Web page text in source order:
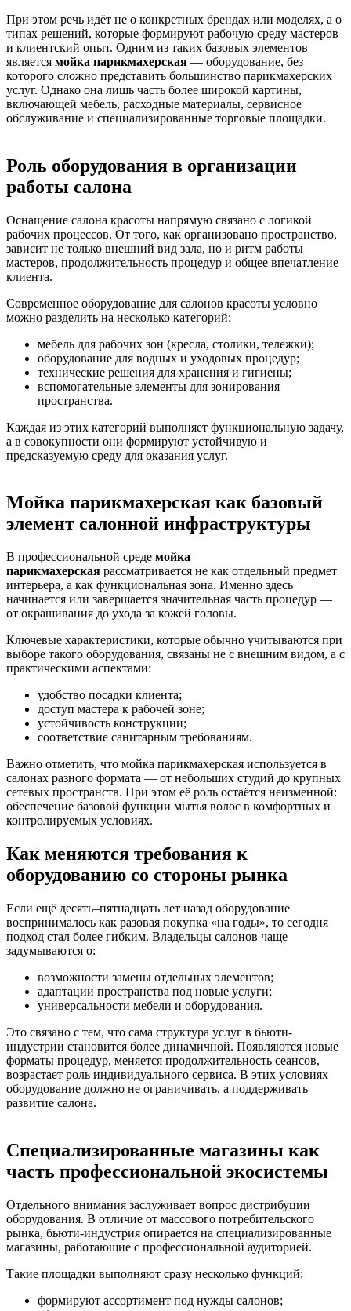
При этом речь идёт не о конкретных брендах или моделях, а о
типах решений, которые формируют рабочую среду мастеров
и клиентский опыт. Одним из таких базовых элементов
является мойка парикмахерская — оборудование, без
которого сложно представить большинство парикмахерских
услуг. Однако она лишь часть более широкой картины,
включающей мебель, расходные материалы, сервисное
обслуживание и специализированные торговые площадки.
Роль оборудования в организации
работы салона
Оснащение салона красоты напрямую связано с логикой
рабочих процессов. От того, как организовано пространство,
зависит не только внешний вид зала, но и ритм работы
мастеров, продолжительность процедур и общее впечатление
клиента.
Современное оборудование для салонов красоты условно
можно разделить на несколько категорий:
мебель для рабочих зон (кресла, столики, тележки);
оборудование для водных и уходовых процедур;
технические решения для хранения и гигиены;
вспомогательные элементы для зонирования
пространства.
Каждая из этих категорий выполняет функциональную задачу,
а в совокупности они формируют устойчивую и
предсказуемую среду для оказания услуг.
Мойка парикмахерская как базовый
элемент салонной инфраструктуры
В профессиональной среде мойка
парикмахерская рассматривается не как отдельный предмет
интерьера, а как функциональная зона. Именно здесь
начинается или завершается значительная часть процедур —
от окрашивания до ухода за кожей головы.
Ключевые характеристики, которые обычно учитываются при
выборе такого оборудования, связаны не с внешним видом, а с
практическими аспектами:
удобство посадки клиента;
доступ мастера к рабочей зоне;
устойчивость конструкции;
соответствие санитарным требованиям.
Важно отметить, что мойка парикмахерская используется в
салонах разного формата — от небольших студий до крупных
сетевых пространств. При этом её роль остаётся неизменной:
обеспечение базовой функции мытья волос в комфортных и
контролируемых условиях.
Как меняются требования к
оборудованию со стороны рынка
Если ещё десять–пятнадцать лет назад оборудование
воспринималось как разовая покупка «на годы», то сегодня
подход стал более гибким. Владельцы салонов чаще
задумываются о:
возможности замены отдельных элементов;
адаптации пространства под новые услуги;
универсальности мебели и оборудования.
Это связано с тем, что сама структура услуг в бьюти-
индустрии становится более динамичной. Появляются новые
форматы процедур, меняется продолжительность сеансов,
возрастает роль индивидуального сервиса. В этих условиях
оборудование должно не ограничивать, а поддерживать
развитие салона.
Специализированные магазины как
часть профессиональной экосистемы
Отдельного внимания заслуживает вопрос дистрибуции
оборудования. В отличие от массового потребительского
рынка, бьюти-индустрия опирается на специализированные
магазины, работающие с профессиональной аудиторией.
Такие площадки выполняют сразу несколько функций:
формируют ассортимент под нужды салонов;